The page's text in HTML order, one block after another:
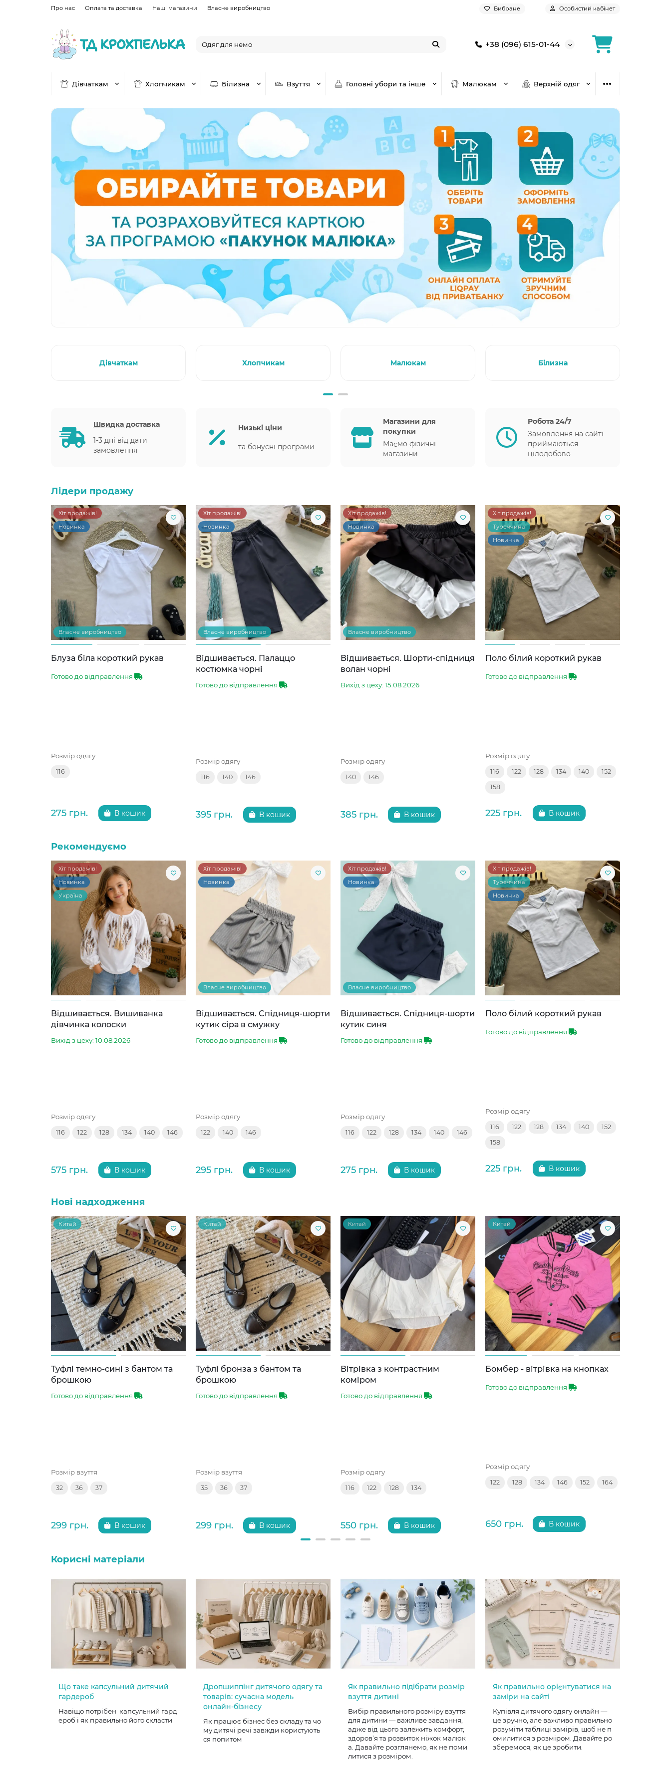
Про нас Оплата та доставка Наші магазини Власне виробництво Вибране Особистий кабінет
+38 (096) 615-01-44
Дівчаткам Хлопчикам Білизна Взуття Головні убори та інше Малюкам Верхній одяг
Дівчаткам Хлопчикам Малюкам Білизна
Швидка доставка
1-3 дні від дати
замовлення
Низькі ціни
та бонусні програми
Магазини для
покупки
Маємо фізичні
магазини
Робота 24/7
Замовлення на сайті
приймаються
цілодобово
Лідери продажу
Хіт продажів!
Новинка
Власне виробництво
Блуза біла короткий рукав
Готово до відправлення
Розмір одягу
116
275 грн. В кошик
Хіт продажів!
Новинка
Власне виробництво
Відшивається. Палаццо
костюмка чорні
Готово до відправлення
Розмір одягу
116 140 146
395 грн. В кошик
Хіт продажів!
Новинка
Власне виробництво
Відшивається. Шорти-спідниця
волан чорні
Вихід з цеху: 15.08.2026
Розмір одягу
140 146
385 грн. В кошик
Хіт продажів!
Туреччина
Новинка
Поло білий короткий рукав
Готово до відправлення
Розмір одягу
116 122 128 134 140 152
158
225 грн. В кошик
Рекомендуємо
Хіт продажів!
Новинка
Україна
Відшивається. Вишиванка
дівчинка колоски
Вихід з цеху: 10.08.2026
Розмір одягу
116 122 128 134 140 146
575 грн. В кошик
Хіт продажів!
Новинка
Власне виробництво
Відшивається. Спідниця-шорти
кутик сіра в смужку
Готово до відправлення
Розмір одягу
122 140 146
295 грн. В кошик
Хіт продажів!
Новинка
Власне виробництво
Відшивається. Спідниця-шорти
кутик синя
Готово до відправлення
Розмір одягу
116 122 128 134 140 146
275 грн. В кошик
Хіт продажів!
Туреччина
Новинка
Поло білий короткий рукав
Готово до відправлення
Розмір одягу
116 122 128 134 140 152
158
225 грн. В кошик
Нові надходження
Китай
Туфлі темно-сині з бантом та
брошкою
Готово до відправлення
Розмір взуття
32 36 37
299 грн. В кошик
Китай
Туфлі бронза з бантом та
брошкою
Готово до відправлення
Розмір взуття
35 36 37
299 грн. В кошик
Китай
Вітрівка з контрастним
коміром
Готово до відправлення
Розмір одягу
116 122 128 134
550 грн. В кошик
Китай
Бомбер - вітрівка на кнопках
Готово до відправлення
Розмір одягу
122 128 134 146 152 164
650 грн. В кошик
Корисні матеріали
Що таке капсульний дитячий
гардероб
Навіщо потрібен капсульний гард
ероб і як правильно його скласти
Дропшиппінг дитячого одягу та
товарів: сучасна модель
онлайн-бізнесу
Як працює бізнес без складу та чо
му дитячі речі завжди користують
ся попитом
Як правильно підібрати розмір
взуття дитині
Вибір правильного розміру взуття
для дитини — важливе завдання,
адже від цього залежить комфорт,
здоров’я та розвиток ніжок малюк
а. Давайте розглянемо, як не поми
литися з розміром.
Як правильно орієнтуватися на
заміри на сайті
Купівля дитячого одягу онлайн —
це зручно, але важливо правильно
розуміти таблиці замірів, щоб не п
омилитися з розміром. Давайте ро
зберемося, як це зробити.